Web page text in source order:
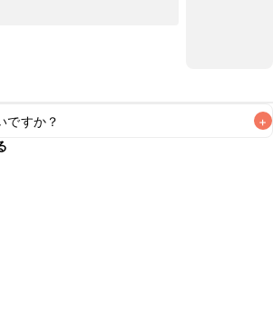
ですか？ +
中が目安です。なるべくお早めにお召